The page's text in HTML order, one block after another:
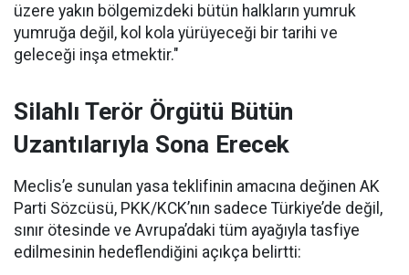
üzere yakın bölgemizdeki bütün halkların yumruk
yumruğa değil, kol kola yürüyeceği bir tarihi ve
geleceği inşa etmektir."
Silahlı Terör Örgütü Bütün
Uzantılarıyla Sona Erecek
Meclis’e sunulan yasa teklifinin amacına değinen AK
Parti Sözcüsü, PKK/KCK’nın sadece Türkiye’de değil,
sınır ötesinde ve Avrupa’daki tüm ayağıyla tasfiye
edilmesinin hedeflendiğini açıkça belirtti: